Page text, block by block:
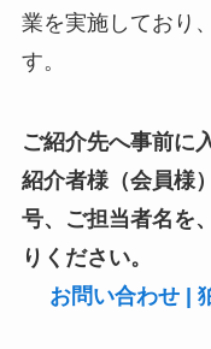
業を実施しており
す。
ご紹介先へ事前に
紹介者様（会員様
号、ご担当者名を
りください。
お問い合わせ |